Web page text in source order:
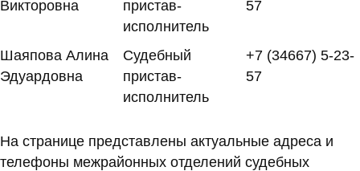
Викторовна
пристав-
исполнитель
57
Шаяпова Алина
Эдуардовна
Судебный
пристав-
исполнитель
+7 (34667) 5-23-
57
На странице представлены актуальные адреса и
телефоны межрайонных отделений судебных